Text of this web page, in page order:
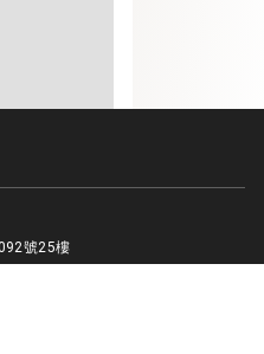
號25樓